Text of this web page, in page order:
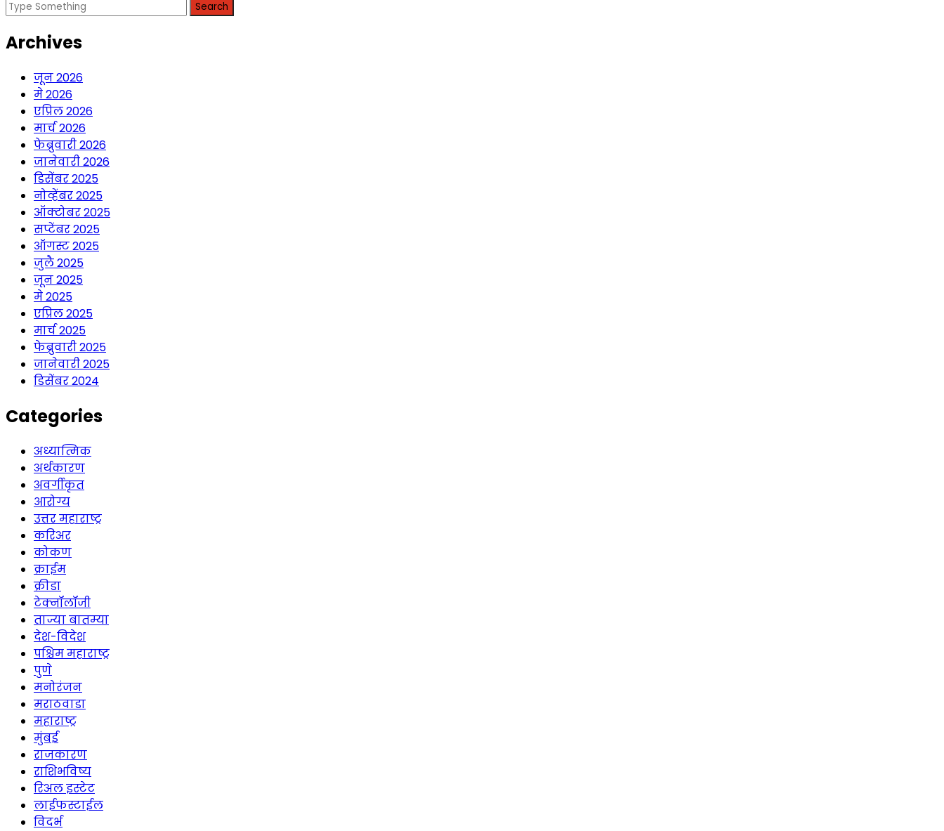
Search
Archives
जून 2026
मे 2026
एप्रिल 2026
मार्च 2026
फेब्रुवारी 2026
जानेवारी 2026
डिसेंबर 2025
नोव्हेंबर 2025
ऑक्टोबर 2025
सप्टेंबर 2025
ऑगस्ट 2025
जुलै 2025
जून 2025
मे 2025
एप्रिल 2025
मार्च 2025
फेब्रुवारी 2025
जानेवारी 2025
डिसेंबर 2024
Categories
अध्यात्मिक
अर्थकारण
अवर्गीकृत
आरोग्य
उत्तर महाराष्ट्र
करिअर
कोकण
क्राईम
क्रीडा
टेक्नॉलॉजी
ताज्या बातम्या
देश-विदेश
पश्चिम महाराष्ट्र
पुणे
मनोरंजन
मराठवाडा
महाराष्ट्र
मुंबई
राजकारण
राशिभविष्य
रिअल इस्टेट
लाईफस्टाईल
विदर्भ